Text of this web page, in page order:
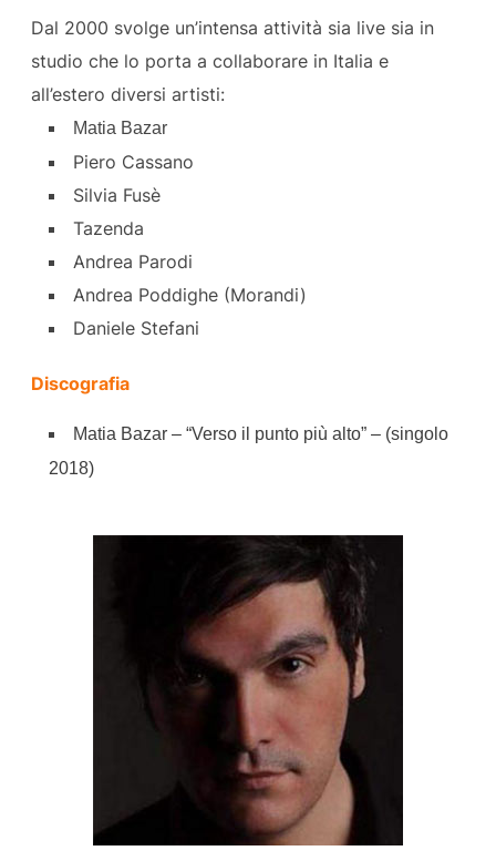
Dal 2000 svolge un’intensa attività sia live sia in
studio che lo porta a collaborare in Italia e
all’estero diversi artisti:
Matia Bazar
Piero Cassano
Silvia Fusè
Tazenda
Andrea Parodi
Andrea Poddighe (Morandi)
Daniele Stefani
Discografia
Matia Bazar – “Verso il punto più alto” – (singolo
2018)